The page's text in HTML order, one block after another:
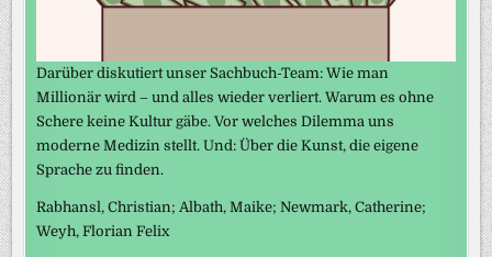
Darüber diskutiert unser Sachbuch-Team: Wie man
Millionär wird – und alles wieder verliert. Warum es ohne
Schere keine Kultur gäbe. Vor welches Dilemma uns
moderne Medizin stellt. Und: Über die Kunst, die eigene
Sprache zu finden.
Rabhansl, Christian; Albath, Maike; Newmark, Catherine;
Weyh, Florian Felix